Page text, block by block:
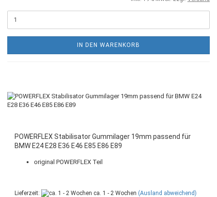
IN DEN WARENKORB
POWERFLEX Stabilisator Gummilager 19mm passend für
BMW E24 E28 E36 E46 E85 E86 E89
original POWERFLEX Teil
Lieferzeit: ca. 1 - 2 Wochen (Ausland abweichend)